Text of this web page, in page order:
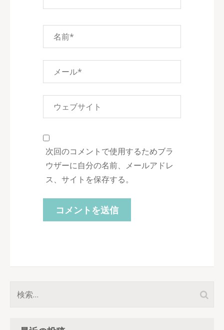
次回のコメントで使用するためブラ
ウザーに自分の名前、メールアドレ
ス、サイトを保存する。
検